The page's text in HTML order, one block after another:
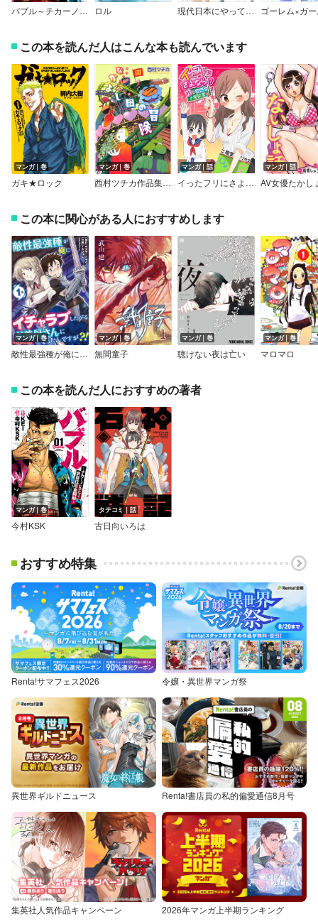
バブル～チカーノKEI歌舞伎町血闘編～ ロル 現代日本にやってきたセガの女神にありがちなこと ゴーレム×ガ
この本を読んだ人はこんな本も読んでいます
マンガ｜巻
ガキ★ロック
マンガ｜巻
西村ツチカ作品集 なかよし団の冒険
マンガ｜話
イったフリにさよなら！？～性のお悩み相談室～
マンガ｜話
この本に関心がある人におすすめします
マンガ｜巻
敵性最強種が俺にイチャラブしたがるお義母さんになったんですが？！ モバMAN DIGITAL COMICS
マンガ｜巻
無間童子
マンガ｜巻
聴けない夜は亡い
マンガ｜巻
マロマロ
この本を読んだ人におすすめの著者
マンガ｜巻
今村KSK
タテコミ｜話
古日向いろは
おすすめ特集
Renta!サマフェス2026 令嬢・異世界マンガ祭
異世界ギルドニュース Renta!書店員の私的偏愛通信8月号
集英社人気作品キャンペーン 2026年マンガ上半期ランキング